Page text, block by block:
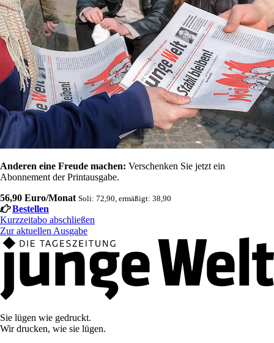
Anderen eine Freude machen: Verschenken Sie jetzt ein
Abonnement der Printausgabe.
56,90 Euro/Monat Soli: 72,90, ermäßigt: 38,90
Bestellen
Kurzzeitabo abschließen
Zur aktuellen Ausgabe
Sie lügen wie gedruckt.
Wir drucken, wie sie lügen.